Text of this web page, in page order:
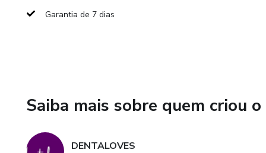
Garantia de 7 dias
Saiba mais sobre quem criou
DENTALOVES